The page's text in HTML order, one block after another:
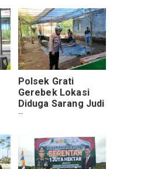
Polsek Grati
Gerebek Lokasi
Diduga Sarang Judi
Sabung Ayam dan
Kedawung Kulon